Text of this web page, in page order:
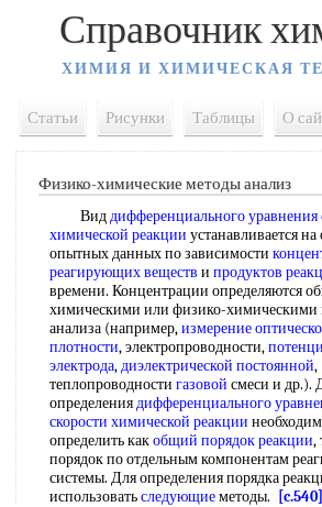
Справочник
ХИМИЯ И ХИМИЧЕСКАЯ
Статьи Рисунки Таблицы О
Физико-химические методы анализ
Виддифференциального уравнения
химической реакции устанавливается
опытных данных по зависимости
реагирующих веществ и продуктов
времени. Концентрации определяются
химическими или физико-химическими
анализа (например,измерение
плотности, электропроводности,
электрода,диэлектрической постоянной,
теплопроводности газовой смеси и др.).
определениядифференциального
скорости химической реакции
определить какобщий порядок реакции,
порядок по отдельным компонентам
системы. Для определения порядка
использоватьследующиеметоды. [c.540]